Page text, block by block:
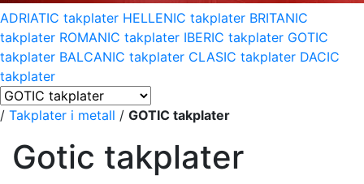
ADRIATIC takplater HELLENIC takplater BRITANIC
takplater ROMANIC takplater IBERIC takplater GOTIC
takplater BALCANIC takplater CLASIC takplater DACIC
takplater
/ Takplater i metall / GOTIC takplater
Gotic takplater